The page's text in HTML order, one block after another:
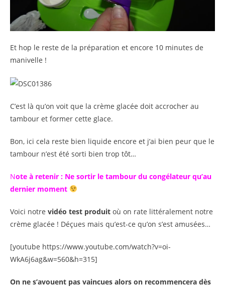
Et hop le reste de la préparation et encore 10 minutes de
manivelle !
C’est là qu’on voit que la crème glacée doit accrocher au
tambour et former cette glace.
Bon, ici cela reste bien liquide encore et j’ai bien peur que le
tambour n’est été sorti bien trop tôt…
Note à retenir : Ne sortir le tambour du congélateur qu’au
dernier moment
Voici notre vidéo test produit où on rate littéralement notre
crème glacée ! Déçues mais qu’est-ce qu’on s’est amusées…
[youtube https://www.youtube.com/watch?v=oi-
WkA6j6ag&w=560&h=315]
On ne s’avouent pas vaincues alors on recommencera dès